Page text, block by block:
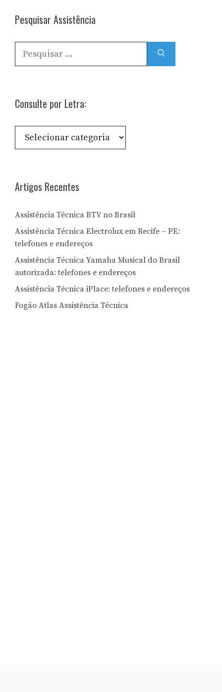
Pesquisar Assistência
por:
Consulte por Letra:
Consulte
por
Artigos Recentes
Assistência Técnica BTV no Brasil
Assistência Técnica Electrolux em Recife – PE:
telefones e endereços
Assistência Técnica Yamaha Musical do Brasil
autorizada: telefones e endereços
Assistência Técnica iPlace: telefones e endereços
Fogão Atlas Assistência Técnica